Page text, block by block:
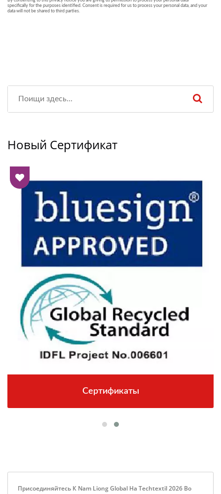
Новый Сертификат
Сертификаты
Присоединяйтесь К Nam Liong Global На Techtextil 2026 Во